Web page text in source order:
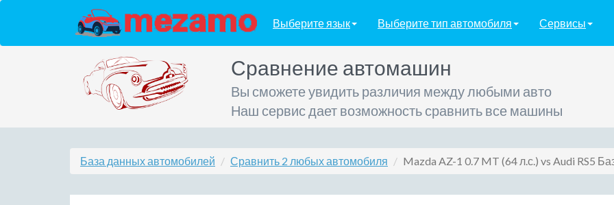
Выберите язык Выберите тип автомобиля Сервисы
Сравнение автомашин
Вы сможете увидить различия между любыми авто
Наш сервис дает возможность сравнить все машины
База данных автомобилей Сравнить 2 любых автомобиля Mazda AZ-1 0.7 MT (64 л.с.) vs Audi RS5